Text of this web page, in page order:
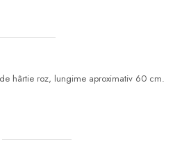
hârtie roz, lungime aproximativ 60 cm.